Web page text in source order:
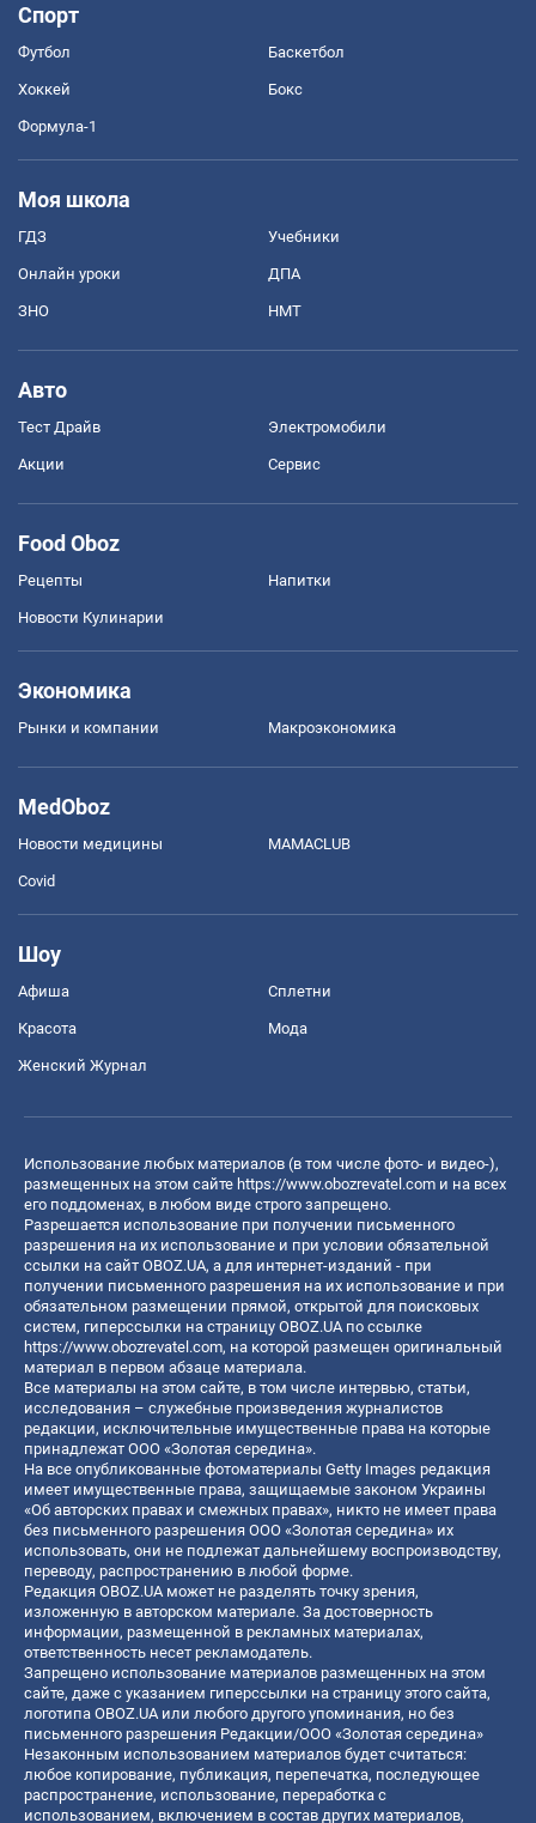
Спорт
Футбол Баскетбол
Хоккей Бокс
Формула-1
Моя школа
ГДЗ Учебники
Онлайн уроки ДПА
ЗНО НМТ
Авто
Тест Драйв Электромобили
Акции Сервис
Food Oboz
Рецепты Напитки
Новости Кулинарии
Экономика
Рынки и компании Mакроэкономика
MedOboz
Новости медицины MAMACLUB
Covid
Шоу
Афиша Сплетни
Красота Мода
Женский Журнал
Использование любых материалов (в том числе фото- и видео-),
размещенных на этом сайте https://www.obozrevatel.com и на всех
его поддоменах, в любом виде строго запрещено.
Разрешается использование при получении письменного
разрешения на их использование и при условии обязательной
ссылки на сайт OBOZ.UA, а для интернет-изданий - при
получении письменного разрешения на их использование и при
обязательном размещении прямой, открытой для поисковых
систем, гиперссылки на страницу OBOZ.UA по ссылке
https://www.obozrevatel.com, на которой размещен оригинальный
материал в первом абзаце материала.
Все материалы на этом сайте, в том числе интервью, статьи,
исследования – служебные произведения журналистов
редакции, исключительные имущественные права на которые
принадлежат ООО «Золотая середина».
На все опубликованные фотоматериалы Getty Images редакция
имеет имущественные права, защищаемые законом Украины
«Об авторских правах и смежных правах», никто не имеет права
без письменного разрешения ООО «Золотая середина» их
использовать, они не подлежат дальнейшему воспроизводству,
переводу, распространению в любой форме.
Редакция OBOZ.UA может не разделять точку зрения,
изложенную в авторском материале. За достоверность
информации, размещенной в рекламных материалах,
ответственность несет рекламодатель.
Запрещено использование материалов размещенных на этом
сайте, даже с указанием гиперссылки на страницу этого сайта,
логотипа OBOZ.UA или любого другого упоминания, но без
письменного разрешения Редакции/ООО «Золотая середина»
Незаконным использованием материалов будет считаться:
любое копирование, публикация, перепечатка, последующее
распространение, использование, переработка с
использованием, включением в состав других материалов,